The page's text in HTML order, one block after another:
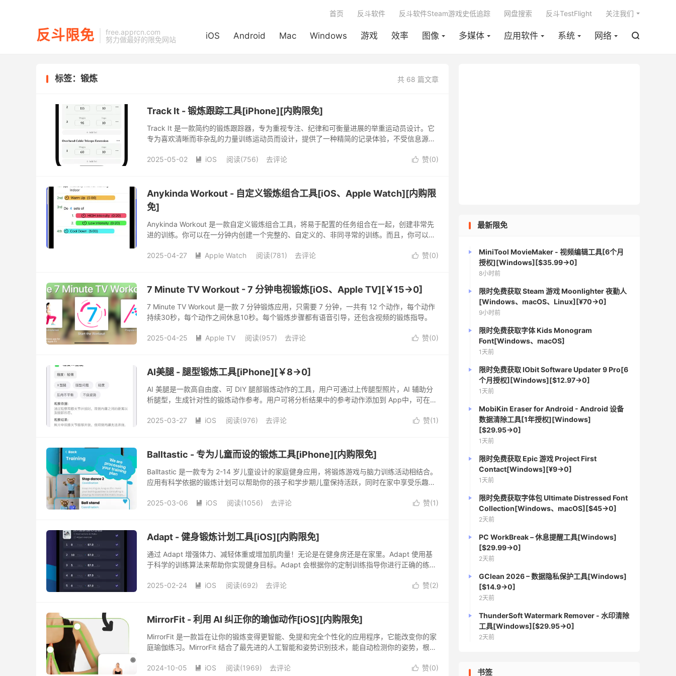
反斗限免
free.apprcn.com
努力做最好的限免网站
iOS Android Mac Windows 游戏 效率 图像 多媒体 应用软件 系统 网络 
首页 反斗软件 反斗软件Steam游戏史低追踪 网盘搜索 反斗TestFlight 关注我们
共 68 篇文章
标签：锻炼
Track It - 锻炼跟踪工具[iPhone][内购限免]
Track It 是一款简约的锻炼跟踪器，专为重视专注、纪律和可衡量进展的举重运动员设计。它
专为喜欢清晰而非杂乱的力量训练运动员而设计，提供了一种精简的记录体验，不受信息源、
 赞(0)
2025-05-02  iOS 阅读(756) 去评论
Anykinda Workout - 自定义锻炼组合工具[iOS、Apple Watch][内购限
免]
Anykinda Workout 是一款自定义锻炼组合工具，将易于配置的任务组合在一起，创建非常先
进的训练。你可以在一分钟内创建一个完整的、自定义的、非同寻常的训练。而且，你可以在
 赞(0)
2025-04-27  Apple Watch 阅读(781) 去评论
7 Minute TV Workout - 7 分钟电视锻炼[iOS、Apple TV][￥15→0]
7 Minute TV Workout 是一款 7 分钟锻炼应用，只需要 7 分钟，一共有 12 个动作，每个动作
持续30秒，每个动作之间休息10秒。每个锻炼步骤都有语音引导，还包含视频的锻炼指导。
 赞(0)
2025-04-25  Apple TV 阅读(957) 去评论
AI美腿 - 腿型锻炼工具[iPhone][￥8→0]
AI 美腿是一款高自由度、可 DIY 腿部锻炼动作的工具，用户可通过上传腿型照片，AI 辅助分
析腿型，生成针对性的锻炼动作参考。用户可将分析结果中的参考动作添加到 App中，可在首
搜索自定义关键词的锻炼视频。
 赞(1)
2025-03-27  iOS 阅读(976) 去评论
Balltastic - 专为儿童而设的锻炼工具[iPhone][内购限免]
Balltastic 是一款专为 2-14 岁儿童设计的家庭健身应用，将锻炼游戏与脑力训练活动相结合。
应用有科学依据的锻炼计划可以帮助你的孩子和学步期儿童保持活跃，同时在家中享受乐趣。
儿园年龄段的青少年使用。
 赞(1)
2025-03-06  iOS 阅读(1056) 去评论
Adapt - 健身锻炼计划工具[iOS][内购限免]
通过 Adapt 增强体力、减轻体重或增加肌肉量！无论是在健身房还是在家里。Adapt 使用基
于科学的训练算法来帮助你实现健身目标。Adapt 会根据你的定制训练指导你进行正确的练
 赞(2)
2025-02-24  iOS 阅读(692) 去评论
MirrorFit - 利用 AI 纠正你的瑜伽动作[iOS][内购限免]
MirrorFit 是一款旨在让你的锻炼变得更智能、免提和完全个性化的应用程序，它能改变你的家
庭瑜伽练习。MirrorFit 结合了最先进的人工智能和姿势识别技术，能自动检测你的姿势，根据
 赞(0)
2024-10-05  iOS 阅读(1969) 去评论
最新限免
MiniTool MovieMaker - 视频编辑工具[6个月
授权][Windows][$35.99→0]
8小时前
限时免费获取 Steam 游戏 Moonlighter 夜勤人
[Windows、macOS、Linux][¥70→0]
9小时前
限时免费获取字体 Kids Monogram
Font[Windows、macOS]
1天前
限时免费获取 IObit Software Updater 9 Pro[6
个月授权][Windows][$12.97→0]
1天前
MobiKin Eraser for Android - Android 设备
数据清除工具[1年授权][Windows]
[$29.95→0]
1天前
限时免费获取 Epic 游戏 Project First
Contact[Windows][¥9→0]
1天前
限时免费获取字体包 Ultimate Distressed Font
Collection[Windows、macOS][$45→0]
2天前
PC WorkBreak – 休息提醒工具[Windows]
[$29.99→0]
2天前
GClean 2026 – 数据隐私保护工具[Windows]
[$14.9→0]
2天前
ThunderSoft Watermark Remover - 水印清除
工具[Windows][$29.95→0]
2天前
书签